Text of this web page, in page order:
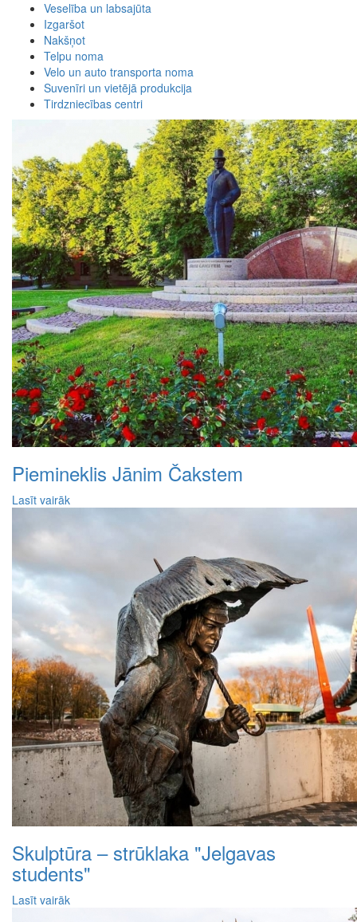
Veselība un labsajūta
Izgaršot
Nakšņot
Telpu noma
Velo un auto transporta noma
Suvenīri un vietējā produkcija
Tirdzniecības centri
Piemineklis Jānim Čakstem
Lasīt vairāk
Skulptūra – strūklaka "Jelgavas
students"
Lasīt vairāk